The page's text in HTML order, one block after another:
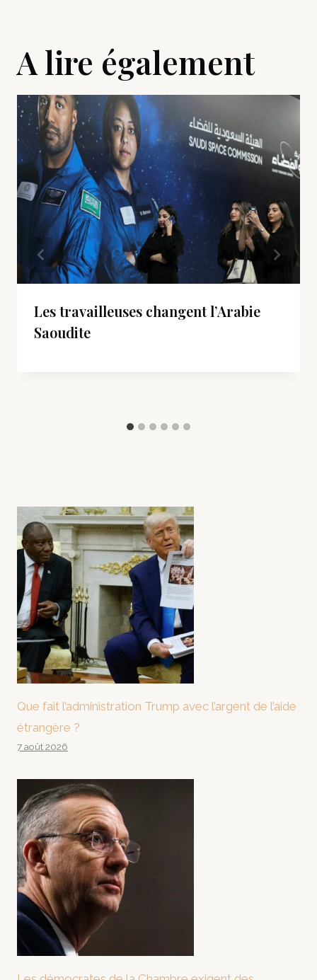
A lire également
Les travailleuses changent l’Arabie
Saoudite
Que fait l’administration Trump avec l’argent de l’aide
étrangère ?
7 août 2026